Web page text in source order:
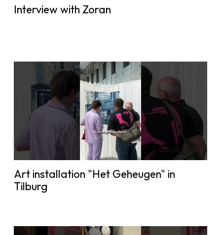
Interview with Zoran
Art installation "Het Geheugen" in
Tilburg